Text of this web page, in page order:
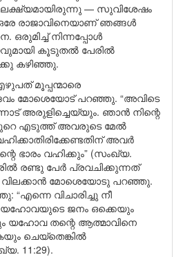
ലക്ഷ്യമായിരുന്നു — സുവിശേഷം
രാജാവിനെയാണ് ഞങ്ങൾ
ഒരുമിച്ച് നിന്നപ്പോൾ
കൂടുതൽ പേരിൽ
കഴിഞ്ഞു.
മൂപ്പന്മാരെ
മോശെയോട് പറഞ്ഞു. “അവിടെ
അരുളിച്ചെയ്യും. ഞാൻ നിന്റെ
എടുത്ത് അവരുടെ മേൽ
അവർ
ഭാരം വഹിക്കും” (സംഖ്യ.
രണ്ടു പേർ പ്രവചിക്കുന്നത്
മോശെയോടു പറഞ്ഞു.
വിചാരിച്ചു നീ
ജനം ഒക്കെയും
യഹോവ തന്റെ ആത്മാവിനെ
ചെയ്തെങ്കിൽ
11:29).